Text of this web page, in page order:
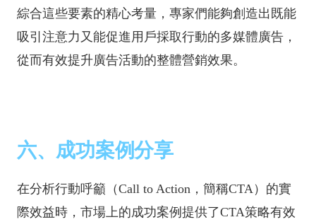
綜合這些要素的精心考量，專家們能夠創造出既能
吸引注意力又能促進用戶採取行動的多媒體廣告，
從而有效提升廣告活動的整體營銷效果。
六、成功案例分享
在分析行動呼籲（Call to Action，簡稱CTA）的實
際效益時，市場上的成功案例提供了CTA策略有效